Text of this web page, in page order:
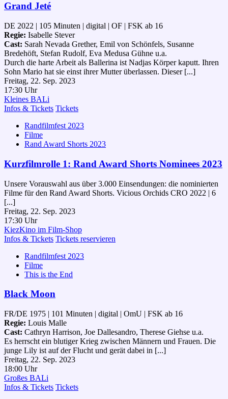
Grand Jeté
DE 2022 | 105 Minuten | digital | OF | FSK ab 16
Regie: Isabelle Stever
Cast: Sarah Nevada Grether, Emil von Schönfels, Susanne
Bredehöft, Stefan Rudolf, Eva Medusa Gühne u.a.
Durch die harte Arbeit als Ballerina ist Nadjas Körper kaputt. Ihren
Sohn Mario hat sie einst ihrer Mutter überlassen. Dieser [...]
Freitag, 22. Sep. 2023
17:30 Uhr
Kleines BALi
Infos & Tickets Tickets
Randfilmfest 2023
Filme
Rand Award Shorts 2023
Kurzfilmrolle 1: Rand Award Shorts Nominees 2023
Unsere Vorauswahl aus über 3.000 Einsendungen: die nominierten
Filme für den Rand Award Shorts. Vicious Orchids CRO 2022 | 6
[...]
Freitag, 22. Sep. 2023
17:30 Uhr
KiezKino im Film-Shop
Infos & Tickets Tickets reservieren
Randfilmfest 2023
Filme
This is the End
Black Moon
FR/DE 1975 | 101 Minuten | digital | OmU | FSK ab 16
Regie: Louis Malle
Cast: Cathryn Harrison, Joe Dallesandro, Therese Giehse u.a.
Es herrscht ein blutiger Krieg zwischen Männern und Frauen. Die
junge Lily ist auf der Flucht und gerät dabei in [...]
Freitag, 22. Sep. 2023
18:00 Uhr
Großes BALi
Infos & Tickets Tickets